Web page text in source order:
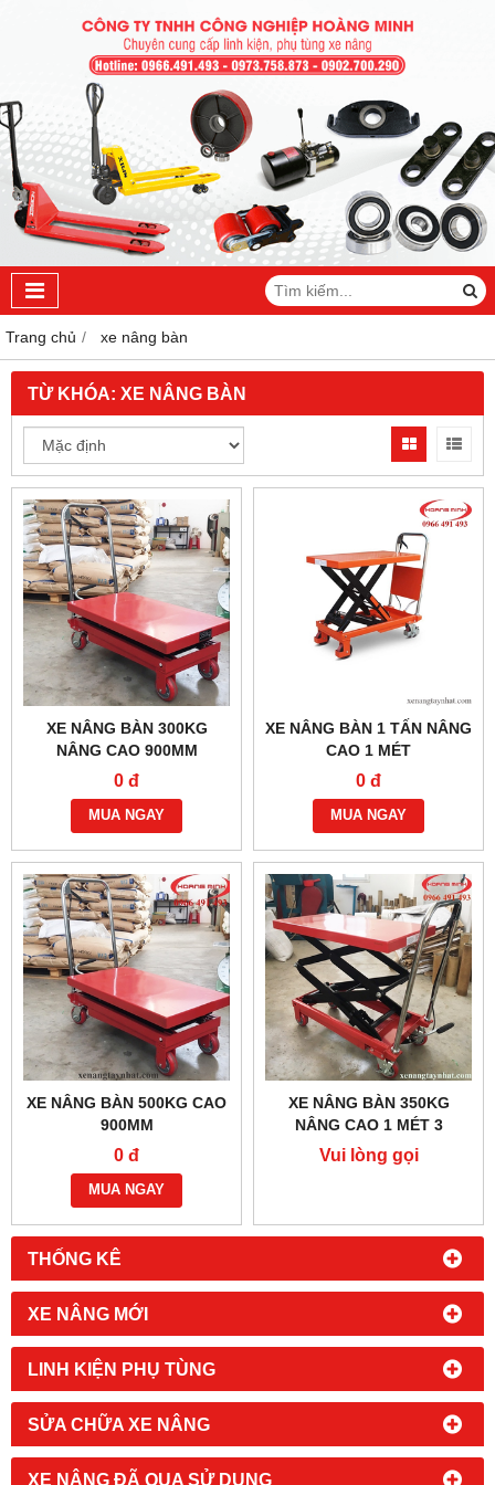
Trang chủ xe nâng bàn
THỐNG KÊ
XE NÂNG MỚI
LINH KIỆN PHỤ TÙNG
SỬA CHỮA XE NÂNG
XE NÂNG ĐÃ QUA SỬ DỤNG
TỪ KHÓA: XE NÂNG BÀN
XE NÂNG BÀN 300KG
NÂNG CAO 900MM
0 đ
MUA NGAY
XE NÂNG BÀN 1 TẤN NÂNG
CAO 1 MÉT
0 đ
MUA NGAY
XE NÂNG BÀN 500KG CAO
900MM
0 đ
MUA NGAY
XE NÂNG BÀN 350KG
NÂNG CAO 1 MÉT 3
Vui lòng gọi